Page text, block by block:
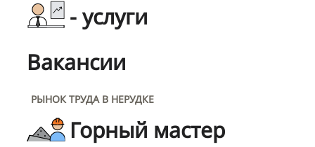
- услуги
Вакансии
РЫНОК ТРУДА В НЕРУДКЕ
Горный мастер